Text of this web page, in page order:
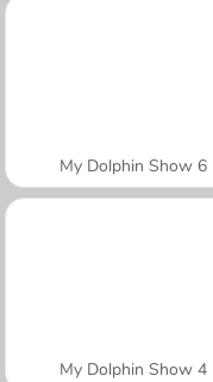
My Dolphin Show 6
My Dolphin Show 4